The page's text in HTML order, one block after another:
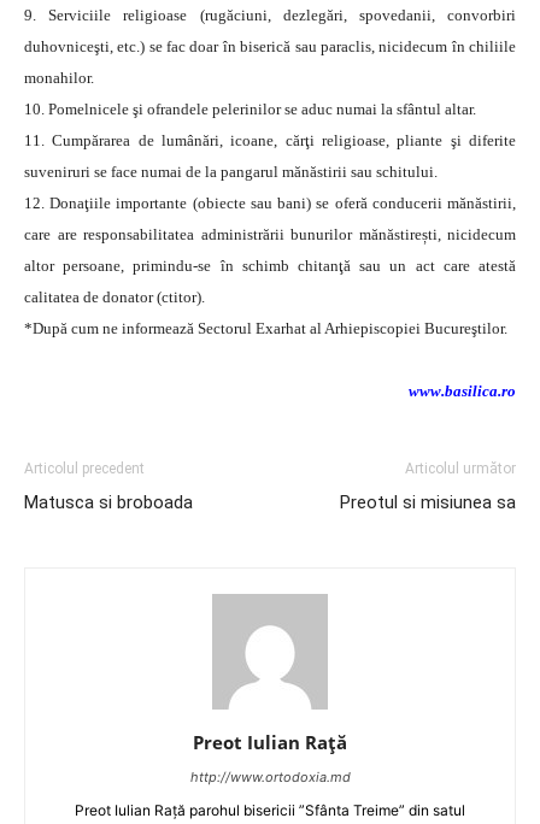
9. Serviciile religioase (rugăciuni, dezlegări, spovedanii, convorbiri
duhovniceşti, etc.) se fac doar în biserică sau paraclis, nicidecum în chiliile
monahilor.
10. Pomelnicele şi ofrandele pelerinilor se aduc numai la sfântul altar.
11. Cumpărarea de lumânări, icoane, cărţi religioase, pliante şi diferite
suveniruri se face numai de la pangarul mănăstirii sau schitului.
12. Donaţiile importante (obiecte sau bani) se oferă conducerii mănăstirii,
care are responsabilitatea administrării bunurilor mănăstirești, nicidecum
altor persoane, primindu-se în schimb chitanţă sau un act care atestă
calitatea de donator (ctitor).
*După cum ne informează Sectorul Exarhat al Arhiepiscopiei Bucureştilor.
www.basilica.ro
Articolul precedent
Matusca si broboada
Articolul următor
Preotul si misiunea sa
Preot Iulian Raţă
http://www.ortodoxia.md
Preot Iulian Rață parohul bisericii ”Sfânta Treime” din satul